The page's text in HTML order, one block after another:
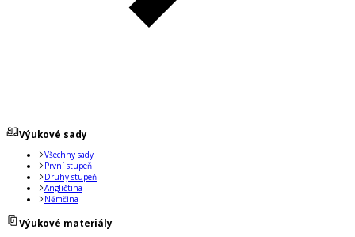
Výukové sady
Všechny sady
První stupeň
Druhý stupeň
Angličtina
Němčina
Výukové materiály